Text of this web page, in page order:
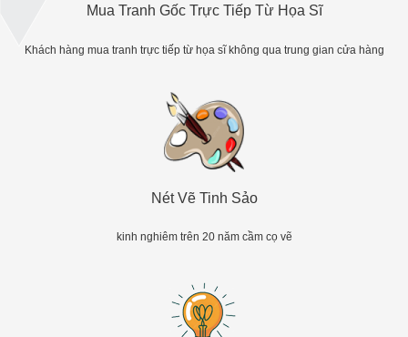
Mua Tranh Gốc Trực Tiếp Từ Họa Sĩ
Khách hàng mua tranh trực tiếp từ họa sĩ không qua trung gian cửa hàng
Nét Vẽ Tinh Sảo
kinh nghiêm trên 20 năm cầm cọ vẽ